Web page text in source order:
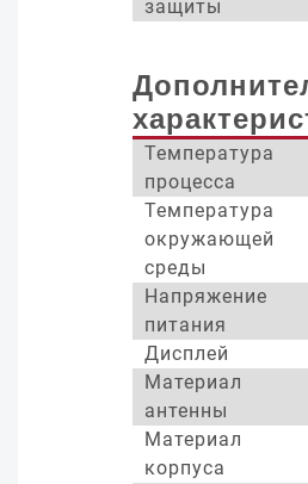
защиты
Температура
процесса
Температура
окружающей
среды
Напряжение
питания
Дисплей
Материал
антенны
Материал
корпуса